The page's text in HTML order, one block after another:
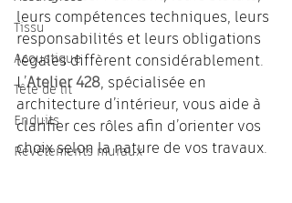
Tissu
Acoustique
Tête de lit
Enduits
Revêtements muraux
leurs compétences techniques, leurs
responsabilités et leurs obligations
légales diffèrent considérablement.
L’Atelier 428, spécialisée en
architecture d’intérieur, vous aide à
clarifier ces rôles afin d’orienter vos
choix selon la nature de vos travaux.